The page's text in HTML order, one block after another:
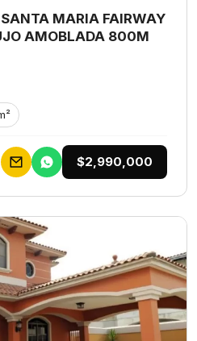
MARIA FAIRWAY
AMOBLADA 800M
$2,990,000